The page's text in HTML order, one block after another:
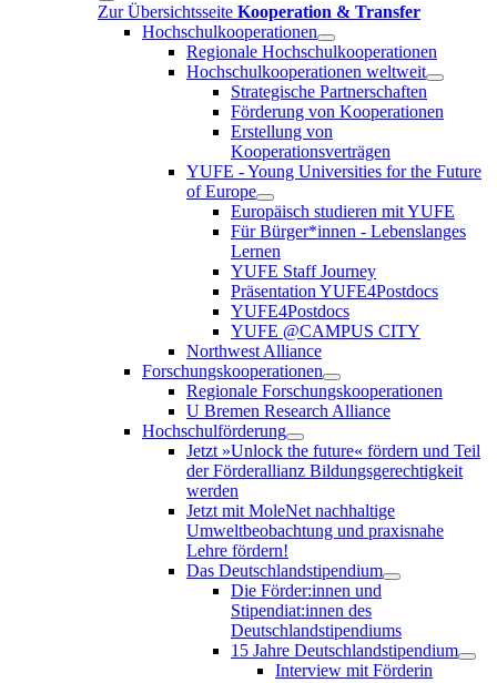
Zur Übersichtsseite Kooperation & Transfer
Hochschulkooperationen
Regionale Hochschulkooperationen
Hochschulkooperationen weltweit
Strategische Partnerschaften
Förderung von Kooperationen
Erstellung von
Kooperationsverträgen
YUFE - Young Universities for the Future
of Europe
Europäisch studieren mit YUFE
Für Bürger*innen - Lebenslanges
Lernen
YUFE Staff Journey
Präsentation YUFE4Postdocs
YUFE4Postdocs
YUFE @CAMPUS CITY
Northwest Alliance
Forschungskooperationen
Regionale Forschungskooperationen
U Bremen Research Alliance
Hochschulförderung
Jetzt »Unlock the future« fördern und Teil
der Förderallianz Bildungsgerechtigkeit
werden
Jetzt mit MoleNet nachhaltige
Umweltbeobachtung und praxisnahe
Lehre fördern!
Das Deutschlandstipendium
Die Förder:innen und
Stipendiat:innen des
Deutschlandstipendiums
15 Jahre Deutschlandstipendium
Interview mit Förderin